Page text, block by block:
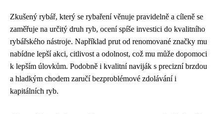
Zkušený rybář, který se rybaření věnuje pravidelně a cíleně se
zaměřuje na určitý druh ryb, ocení spíše investici do kvalitního
rybářského nástroje. Například prut od renomované značky mu
nabídne lepší akci, citlivost a odolnost, což mu může dopomoci
k lepším úlovkům. Podobně i kvalitní naviják s precizní brzdou
a hladkým chodem zaručí bezproblémové zdolávání i
kapitálních ryb.